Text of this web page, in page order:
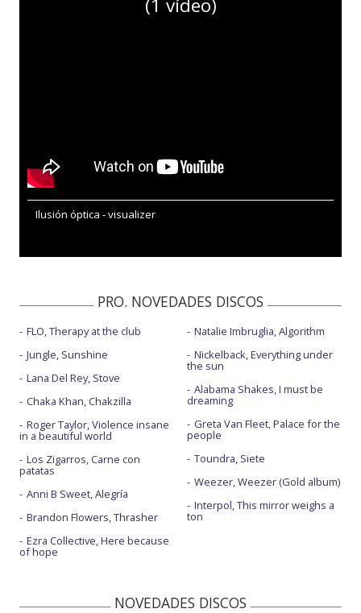
(1 vídeo)
Ilusión óptica - visualizer
PRO. NOVEDADES DISCOS
FLO, Therapy at the club
Jungle, Sunshine
Lana Del Rey, Stove
Chaka Khan, Chakzilla
Roger Taylor, Violence insane
in a beautiful world
Los Zigarros, Carne con
patatas
Anni B Sweet, Alegría
Brandon Flowers, Thrasher
Ezra Collective, Here because
of hope
Natalie Imbruglia, Algorithm
Nickelback, Everything under
the sun
Alabama Shakes, I must be
dreaming
Greta Van Fleet, Palace for the
people
Toundra, Siete
Weezer, Weezer (Gold album)
Interpol, This mirror weighs a
ton
NOVEDADES DISCOS